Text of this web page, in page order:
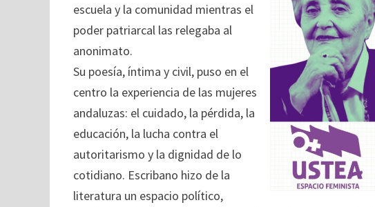
escuela y la comunidad mientras el
poder patriarcal las relegaba al
anonimato.
Su poesía, íntima y civil, puso en el
centro la experiencia de las mujeres
andaluzas: el cuidado, la pérdida, la
educación, la lucha contra el
autoritarismo y la dignidad de lo
cotidiano. Escribano hizo de la
literatura un espacio político,